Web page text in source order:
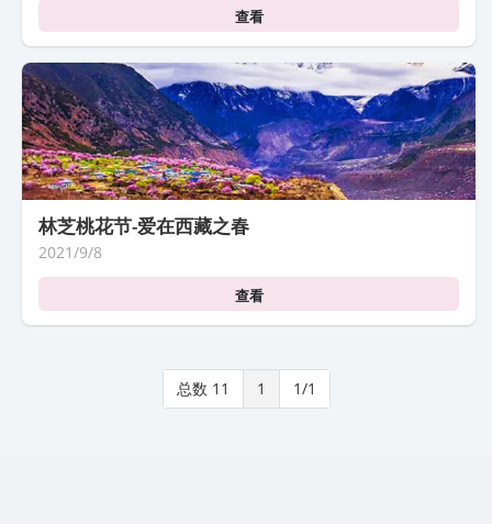
查看
林芝桃花节-爱在西藏之春
2021/9/8
查看
总数 11 1 1/1